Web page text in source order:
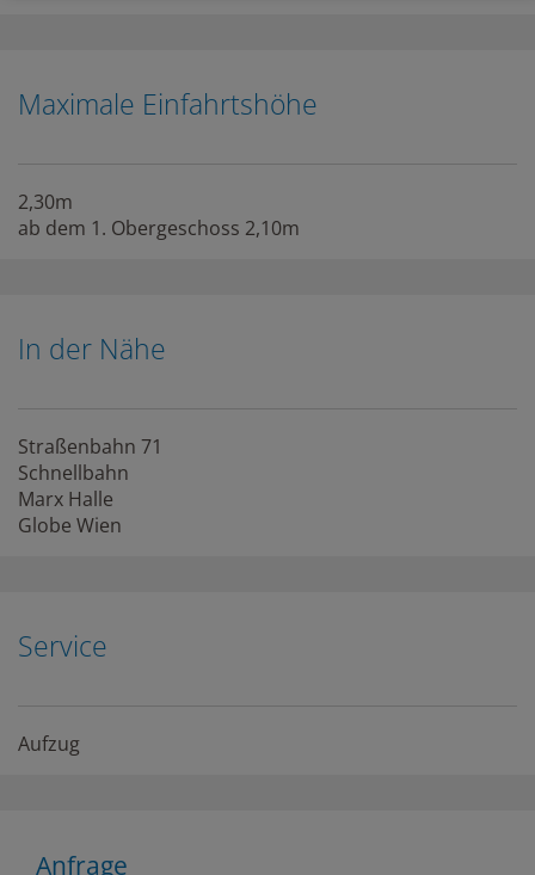
Maximale Einfahrtshöhe
2,30m
ab dem 1. Obergeschoss 2,10m
In der Nähe
Straßenbahn 71
Schnellbahn
Marx Halle
Globe Wien
Service
Aufzug
Anfrage